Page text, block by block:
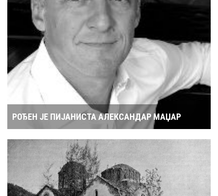
РОЂЕН ЈЕ ПИЈАНИСТА АЛЕКСАНДАР МАЏАР